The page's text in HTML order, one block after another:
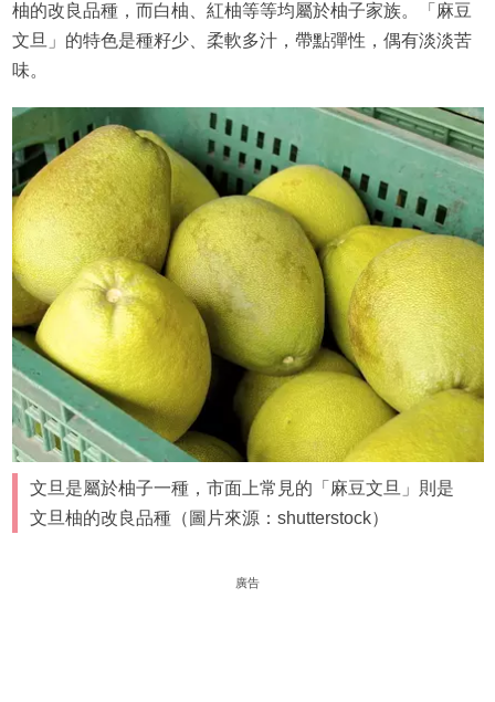
柚的改良品種，而白柚、紅柚等等均屬於柚子家族。「麻豆
文旦」的特色是種籽少、柔軟多汁，帶點彈性，偶有淡淡苦
味。
文旦是屬於柚子一種，市面上常見的「麻豆文旦」則是
文旦柚的改良品種（圖片來源：shutterstock）
廣告